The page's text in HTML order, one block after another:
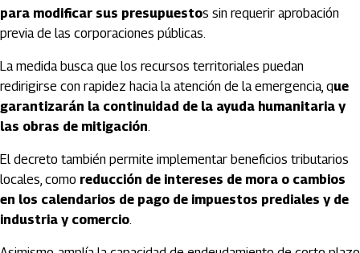
para modificar sus presupuestos sin requerir aprobación
previa de las corporaciones públicas.
La medida busca que los recursos territoriales puedan
redirigirse con rapidez hacia la atención de la emergencia, que
garantizarán la continuidad de la ayuda humanitaria y
las obras de mitigación.
El decreto también permite implementar beneficios tributarios
locales, como reducción de intereses de mora o cambios
en los calendarios de pago de impuestos prediales y de
industria y comercio.